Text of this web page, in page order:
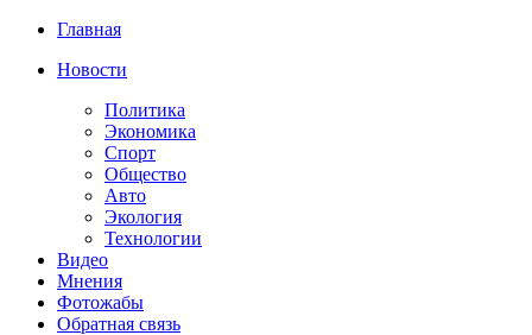
Главная
Новости
Политика
Экономика
Спорт
Общество
Авто
Экология
Технологии
Видео
Мнения
Фотожабы
Обратная связь